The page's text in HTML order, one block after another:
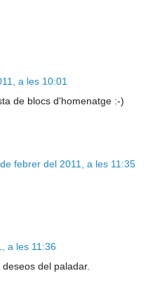
a les 10:01
de blocs d'homenatge :-)
febrer del 2011, a les 11:35
a les 11:36
del paladar.